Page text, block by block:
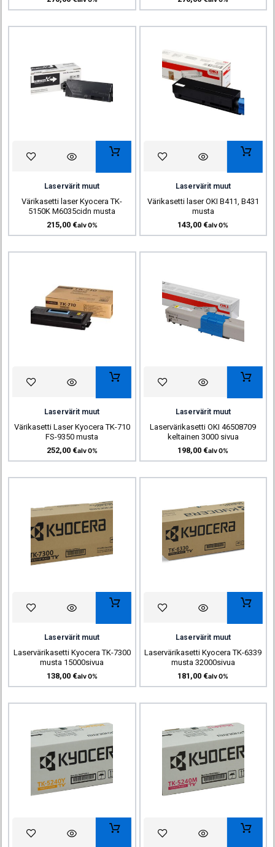
Laservärit muut
Värikasetti laser Kyocera TK-
5150K M6035cidn musta
215,00 €alv 0%
Laservärit muut
Värikasetti laser OKI B411, B431
musta
143,00 €alv 0%
Laservärit muut
Värikasetti Laser Kyocera TK-710
FS-9350 musta
252,00 €alv 0%
Laservärit muut
Laservärikasetti OKI 46508709
keltainen 3000 sivua
198,00 €alv 0%
Laservärit muut
Laservärikasetti Kyocera TK-7300
musta 15000sivua
138,00 €alv 0%
Laservärit muut
Laservärikasetti Kyocera TK-6339
musta 32000sivua
181,00 €alv 0%